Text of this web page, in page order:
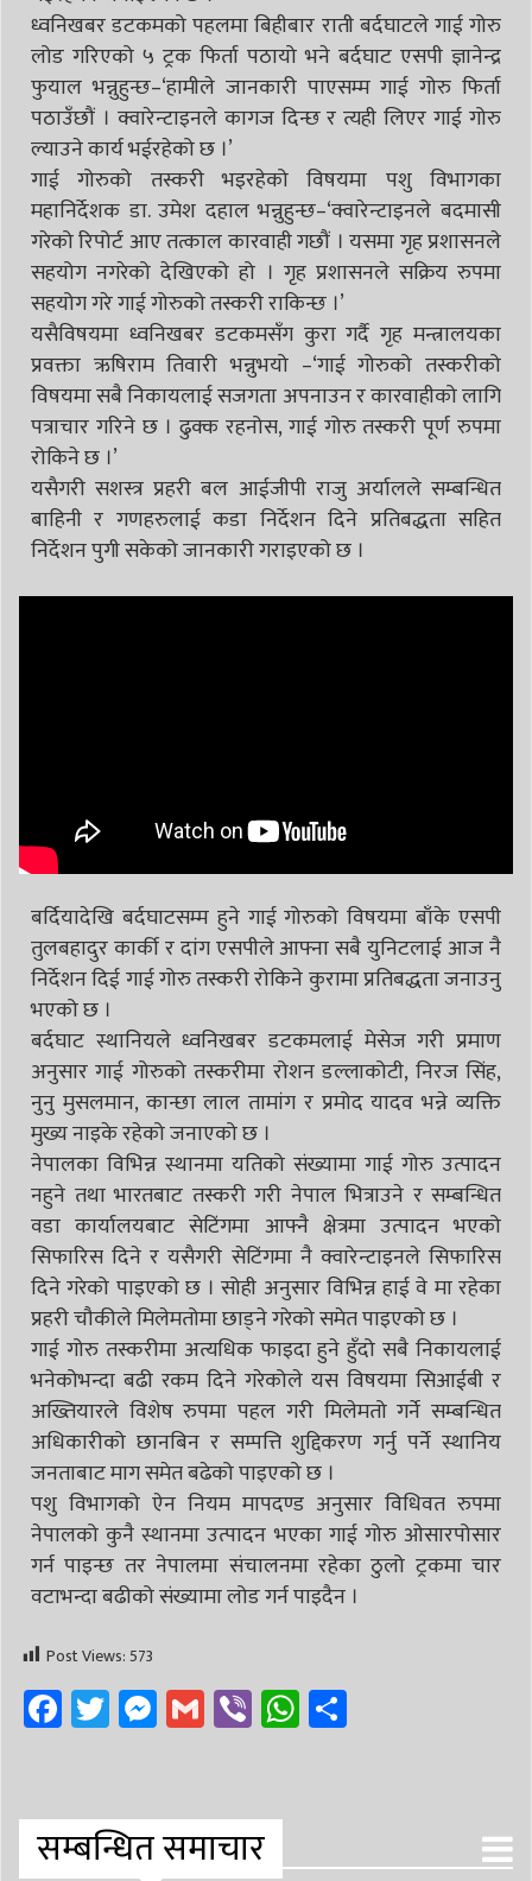
ध्वनिखबर डटकमको पहलमा बिहीबार राती बर्दघाटले गाई गोरु
लोड गरिएको ५ ट्रक फिर्ता पठायो भने बर्दघाट एसपी ज्ञानेन्द्र
फुयाल भन्नुहुन्छ–‘हामीले जानकारी पाएसम्म गाई गोरु फिर्ता
पठाउँछौं । क्वारेन्टाइनले कागज दिन्छ र त्यही लिएर गाई गोरु
ल्याउने कार्य भईरहेको छ ।’
गाई गोरुको तस्करी भइरहेको विषयमा पशु विभागका
महानिर्देशक डा. उमेश दहाल भन्नुहुन्छ–‘क्वारेन्टाइनले बदमासी
गरेको रिपोर्ट आए तत्काल कारवाही गछौं । यसमा गृह प्रशासनले
सहयोग नगरेको देखिएको हो । गृह प्रशासनले सक्रिय रुपमा
सहयोग गरे गाई गोरुको तस्करी राकिन्छ ।’
यसैविषयमा ध्वनिखबर डटकमसँग कुरा गर्दै गृह मन्त्रालयका
प्रवक्ता ऋषिराम तिवारी भन्नुभयो –‘गाई गोरुको तस्करीको
विषयमा सबै निकायलाई सजगता अपनाउन र कारवाहीको लागि
पत्राचार गरिने छ । ढुक्क रहनोस, गाई गोरु तस्करी पूर्ण रुपमा
रोकिने छ ।’
यसैगरी सशस्त्र प्रहरी बल आईजीपी राजु अर्यालले सम्बन्धित
बाहिनी र गणहरुलाई कडा निर्देशन दिने प्रतिबद्धता सहित
निर्देशन पुगी सकेको जानकारी गराइएको छ ।
बर्दियादेखि बर्दघाटसम्म हुने गाई गोरुको विषयमा बाँके एसपी
तुलबहादुर कार्की र दांग एसपीले आफ्ना सबै युनिटलाई आज नै
निर्देशन दिई गाई गोरु तस्करी रोकिने कुरामा प्रतिबद्धता जनाउनु
भएको छ ।
बर्दघाट स्थानियले ध्वनिखबर डटकमलाई मेसेज गरी प्रमाण
अनुसार गाई गोरुको तस्करीमा रोशन डल्लाकोटी, निरज सिंह,
नुनु मुसलमान, कान्छा लाल तामांग र प्रमोद यादव भन्ने व्यक्ति
मुख्य नाइके रहेको जनाएको छ ।
नेपालका विभिन्न स्थानमा यतिको संख्यामा गाई गोरु उत्पादन
नहुने तथा भारतबाट तस्करी गरी नेपाल भित्राउने र सम्बन्धित
वडा कार्यालयबाट सेटिंगमा आफ्नै क्षेत्रमा उत्पादन भएको
सिफारिस दिने र यसैगरी सेटिंगमा नै क्वारेन्टाइनले सिफारिस
दिने गरेको पाइएको छ । सोही अनुसार विभिन्न हाई वे मा रहेका
प्रहरी चौकीले मिलेमतोमा छाड्ने गरेको समेत पाइएको छ ।
गाई गोरु तस्करीमा अत्यधिक फाइदा हुने हुँदो सबै निकायलाई
भनेकोभन्दा बढी रकम दिने गरेकोले यस विषयमा सिआईबी र
अख्तियारले विशेष रुपमा पहल गरी मिलेमतो गर्ने सम्बन्धित
अधिकारीको छानबिन र सम्पत्ति शुद्दिकरण गर्नु पर्ने स्थानिय
जनताबाट माग समेत बढेको पाइएको छ ।
पशु विभागको ऐन नियम मापदण्ड अनुसार विधिवत रुपमा
नेपालको कुनै स्थानमा उत्पादन भएका गाई गोरु ओसारपोसार
गर्न पाइन्छ तर नेपालमा संचालनमा रहेका ठुलो ट्रकमा चार
वटाभन्दा बढीको संख्यामा लोड गर्न पाइदैन ।
Post Views:573
Facebook
Twitter
Messenger
GmailViberWhatsApp
सम्बन्धित समाचार